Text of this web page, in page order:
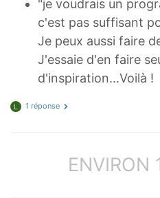
"je voudrais un
c'est pas suffisant
Je peux aussi faire
J'essaie d'en faire
d'inspiration...Voilà !
L 1 réponse
ENVIRON